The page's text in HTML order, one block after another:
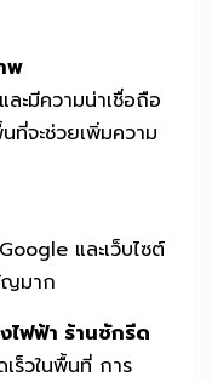
พ
ะมีความน่าเชื่อถือ
ที่จะช่วยเพิ่มความ
และเว็บไซต์
ญมาก
ไฟฟ้า ร้านซักรีด
ร็วในพื้นที่ การ